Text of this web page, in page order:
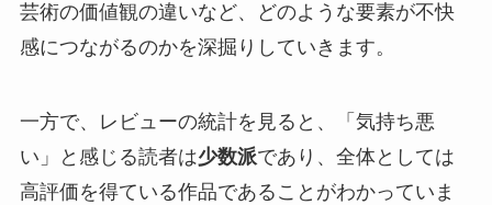
芸術の価値観の違いなど、どのような要素が不快
感につながるのかを深掘りしていきます。
一方で、
レビューの統計を見ると、「気持ち悪
い」と感じる読者は少数派であり、全体としては
高評価を得ている作品であることがわかっていま